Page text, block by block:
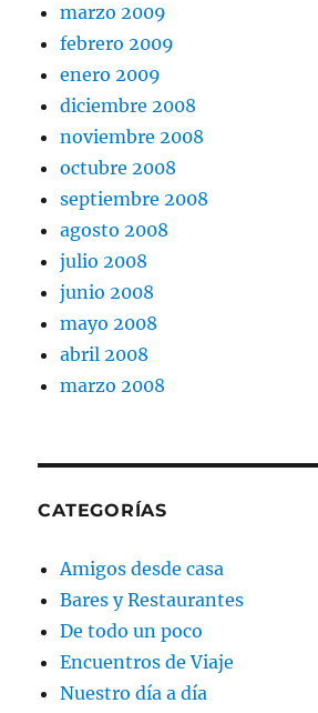
marzo 2009
febrero 2009
enero 2009
diciembre 2008
noviembre 2008
octubre 2008
septiembre 2008
agosto 2008
julio 2008
junio 2008
mayo 2008
abril 2008
marzo 2008
CATEGORÍAS
Amigos desde casa
Bares y Restaurantes
De todo un poco
Encuentros de Viaje
Nuestro día a día